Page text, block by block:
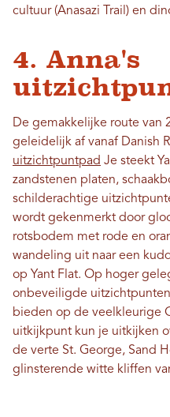
cultuur (Anasazi Trail) en
4. Anna's
De gemakkelijke route van
geleidelijk af vanaf Danish
uitzichtpuntpad Je steekt
zandstenen platen,
schilderachtige
wordt gekenmerkt door
rotsbodem met rode en
wandeling uit naar een
op Yant Flat. Op hoger
onbeveiligde
bieden op de veelkleurige
uitkijkpunt kun je uitkijken
de verte St. George, Sand
glinsterende witte kliffen